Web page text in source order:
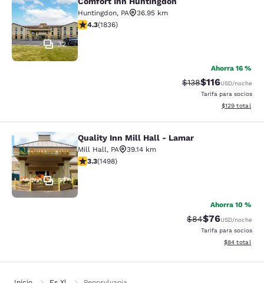
Comfort Inn Huntingdon
32
Huntingdon, PA
36.95 km
calificación de 4.27 estrellas. Excelente. 1836 reseñas
4.3(1836)
Ahorra 16 %
Precio tachado:
$138Precio con
$116USD/noche
Tarifa para socios
Ver detalles
$129 total
Quality Inn Mill Hall - Lamar
37
Quality Inn Mill Hall - Lamar
Mill Hall, PA
39.14 km
calificación de 3.32 estrellas. Bueno. 1498 reseñas
3.3(1498)
Ahorra 10 %
Precio tachado:
$84Precio con
$76USD/noche
Tarifa para socios
Ver detalles
$84 total